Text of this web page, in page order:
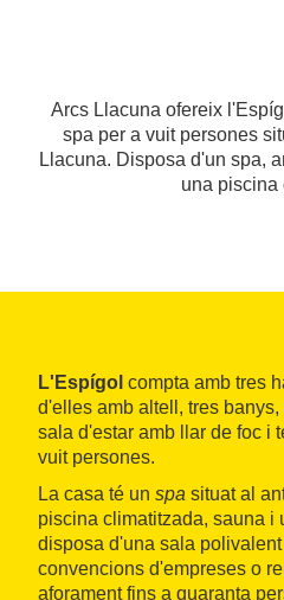
Arcs Llacuna ofereix
spa per a vuit persones
Llacuna. Disposa d'un spa,
una piscina
L'Espígol compta amb tres
d'elles amb altell, tres
sala d'estar amb llar de foc i
vuit persones.
La casa té un spa situat al
piscina climatitzada, sauna i
disposa d'una sala
convencions d'empreses o
aforament fins a quaranta